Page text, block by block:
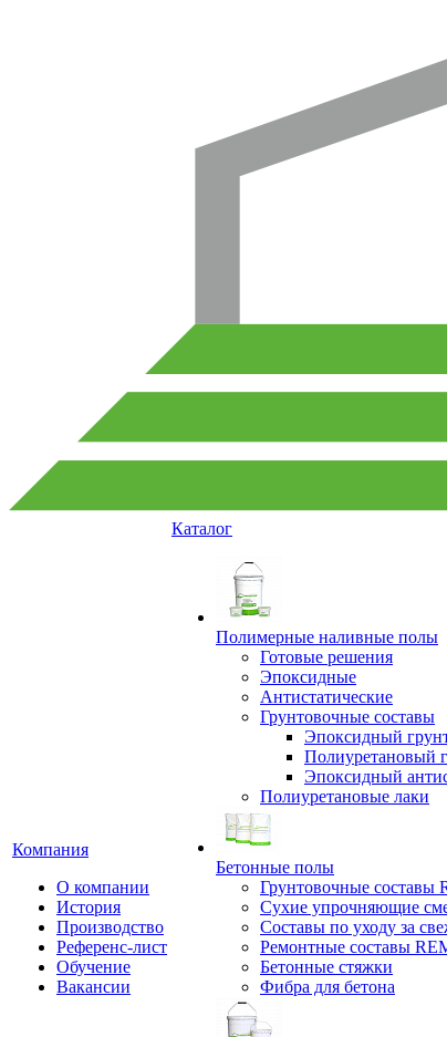
Компания
О компании
История
Производство
Референс-лист
Обучение
Вакансии
Каталог
Полимерные наливные полы
Готовые решения
Эпоксидные
Антистатические
Грунтовочные составы
Эпоксидный
Полиуретановый
Эпоксидный
Полиуретановые лаки
Бетонные полы
Грунтовочные составы
Сухие упрочняющие
Составы по уходу за
Ремонтные составы
Бетонные стяжки
Фибра для бетона